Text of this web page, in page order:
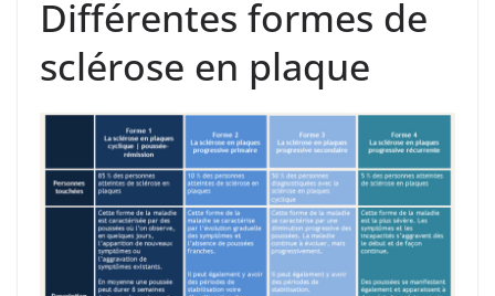
Différentes formes de
sclérose en plaque